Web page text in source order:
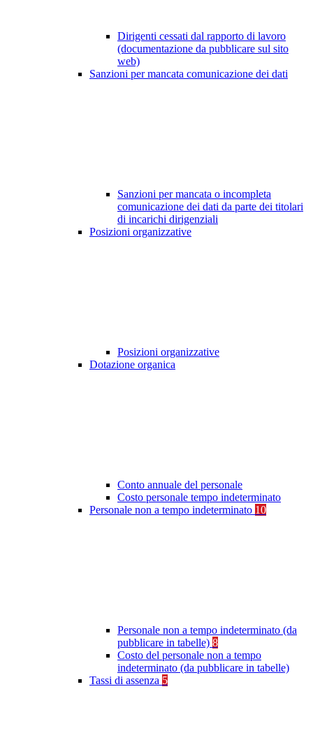
Dirigenti cessati dal rapporto di lavoro
(documentazione da pubblicare sul sito
web)
Sanzioni per mancata comunicazione dei dati
Sanzioni per mancata o incompleta
comunicazione dei dati da parte dei titolari
di incarichi dirigenziali
Posizioni organizzative
Posizioni organizzative
Dotazione organica
Conto annuale del personale
Costo personale tempo indeterminato
Personale non a tempo indeterminato 10
Personale non a tempo indeterminato (da
pubblicare in tabelle) 8
Costo del personale non a tempo
indeterminato (da pubblicare in tabelle)
Tassi di assenza 5